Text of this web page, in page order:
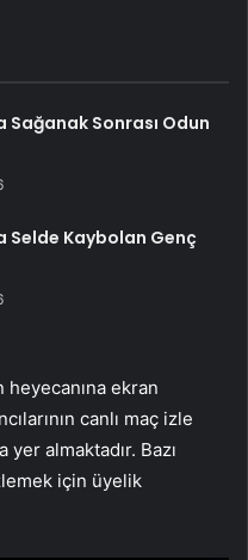
Sağanak Sonrası Odun
Selde Kaybolan Genç
heyecanına ekran
canlı maç izle
almaktadır. Bazı
için üyelik